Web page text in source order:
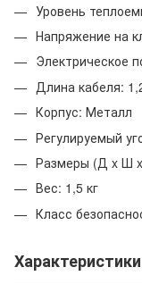
Уровень
Напряжение на
Электрическое
Длина кабеля:
Корпус: Металл
Регулируемый
Размеры (Д x Ш
Вес: 1,5 кг
Класс
Характеристики